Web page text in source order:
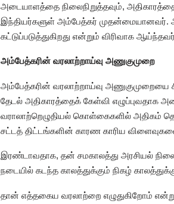
அடையாளத்தை நிலைநிறுத்தவும்,
இந்தியர்களுள் அம்பேத்கர் முதன்மையானவர்.
கட்டுப்படுத்துகிறது என்றும் விரிவாக
அம்பேத்கரின் வரலாற்றாய்வு அணுகுமுறை
அம்பேத்கரின் வரலாற்றாய்வு அணுகுமுறையை
தேடல் அதிகாரத்தைக் கேள்வி எழுப்புவதாக
வராலாற்றெழுதியல் கொள்கைகளில் அதிகம்
சட்டத் திட்டங்களின் காரண காரிய
இரண்டாவதாக, தன் சமகாலத்து அரசியல்
நடையில் கடந்த காலத்துக்கும் நிகழ்
தான் எத்தகைய வரலாற்றை எழுதுகிறோம்